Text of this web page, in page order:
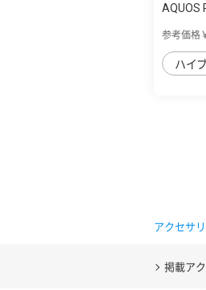
AQUOS
参考価格
ハイ
アクセサ
掲載ア